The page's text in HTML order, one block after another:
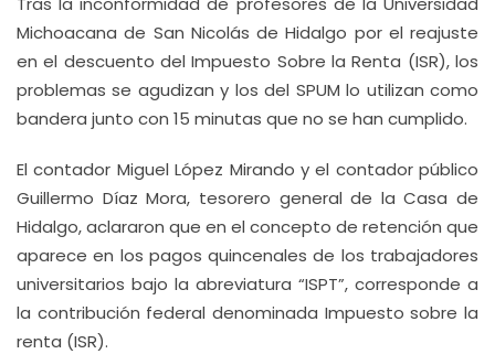
Michoacana de San Nicolás de Hidalgo por el reajuste
en el descuento del Impuesto Sobre la Renta (ISR), los
problemas se agudizan y los del SPUM lo utilizan como
bandera junto con 15 minutas que no se han cumplido.
El contador Miguel López Mirando y el contador público
Guillermo Díaz Mora, tesorero general de la Casa de
Hidalgo, aclararon que en el concepto de retención que
aparece en los pagos quincenales de los trabajadores
universitarios bajo la abreviatura “ISPT”, corresponde a
la contribución federal denominada Impuesto sobre la
renta (ISR).